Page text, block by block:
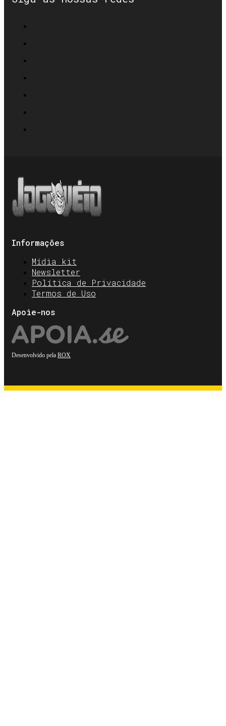
Informações
Mídia kit
Newsletter
Política de Privacidade
Termos de Uso
Apoie-nos
Desenvolvido pela ROX